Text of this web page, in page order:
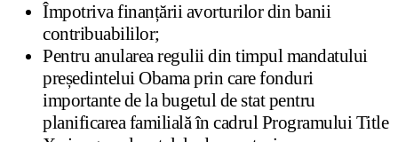
Împotriva finanțării avorturilor din banii
contribuabililor;
Pentru anularea regulii din timpul mandatului
președintelui Obama prin care fonduri
importante de la bugetul de stat pentru
planificarea familială în cadrul Programului Title